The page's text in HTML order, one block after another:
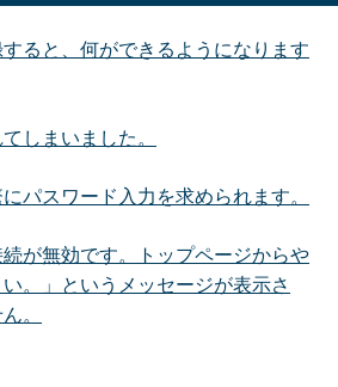
ると、何ができるようになります
しまいました。
パスワード入力を求められます。
続が無効です。トップページからや
。」というメッセージが表示さ
。